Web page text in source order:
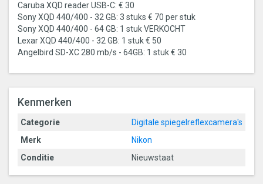
Caruba XQD reader USB-C: € 30
Sony XQD 440/400 - 32 GB: 3 stuks € 70 per stuk
Sony XQD 440/400 - 64 GB: 1 stuk VERKOCHT
Lexar XQD 440/400 - 32 GB: 1 stuk € 50
Angelbird SD-XC 280 mb/s - 64GB: 1 stuk € 30
Kenmerken
Categorie
Digitale spiegelreflexcamera's
Merk
Nikon
Conditie
Nieuwstaat